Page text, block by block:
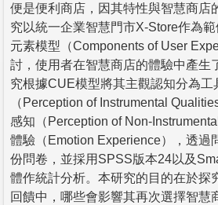
便是便利商店，因其特性與智慧商店
究以統一企業智慧門市X-Store作為
元素模型（Components of User
討，使用者在智慧商店的體驗中產生
究根據CUE模型將其主觀認知分為工
（Perception of Instrumental
感知（Perception of Non-
體驗（Emotion Experience），透過
份問卷，並採用SPSS版本24以及
體作統計分析。本研究的目的在於探
回饋中，哪些會影響其再次選擇智慧